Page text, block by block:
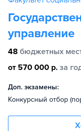
управление
48 бюджетных
от 570 000 р. за
Доп. экзамены:
Конкурсный отбор